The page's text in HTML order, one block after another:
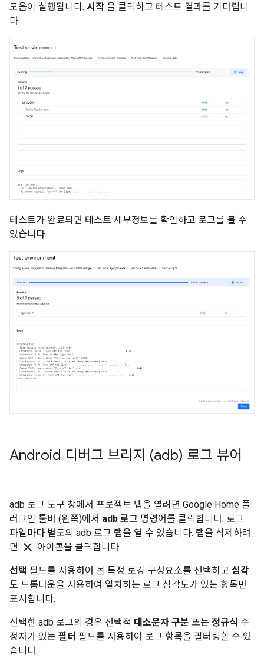
모음이 실행됩니다. 시작 을 클릭하고 테스트 결과를 기다립니
다.
테스트가 완료되면 테스트 세부정보를 확인하고 로그를 볼 수
있습니다.
Android 디버그 브리지 (adb) 로그 뷰어
adb 로그 도구 창에서 프로젝트 탭을 열려면 Google Home 플
러그인 툴바 (왼쪽)에서 adb 로그 명령어를 클릭합니다. 로그
파일마다 별도의 adb 로그 탭을 열 수 있습니다. 탭을 삭제하려
면 clear 아이콘을 클릭합니다.
선택 필드를 사용하여 볼 특정 로깅 구성요소를 선택하고 심각
도 드롭다운을 사용하여 일치하는 로그 심각도가 있는 항목만
표시합니다.
선택한 adb 로그의 경우 선택적 대소문자 구분 또는 정규식 수
정자가 있는 필터 필드를 사용하여 로그 항목을 필터링할 수 있
습니다.